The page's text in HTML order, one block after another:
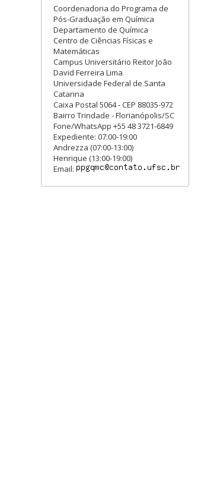
Coordenadoria do Programa de
Pós-Graduação em Química
Departamento de Química
Centro de Ciências Físicas e
Matemáticas
Campus Universitário Reitor João
David Ferreira Lima
Universidade Federal de Santa
Catarina
Caixa Postal 5064 - CEP 88035-972
Bairro Trindade - Florianópolis/SC
Fone/WhatsApp +55 48 3721-6849
Expediente: 07:00-19:00
Andrezza (07:00-13:00)
Henrique (13:00-19:00)
Email: